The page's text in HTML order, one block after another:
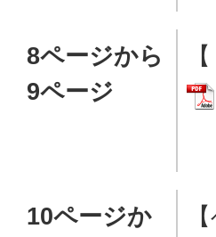
8ページから
9ページ
10ページか